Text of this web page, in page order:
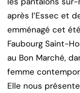
après l’Essec et
emménagé cet
Faubourg Saint-
au Bon Marché,
femme
Elle nous